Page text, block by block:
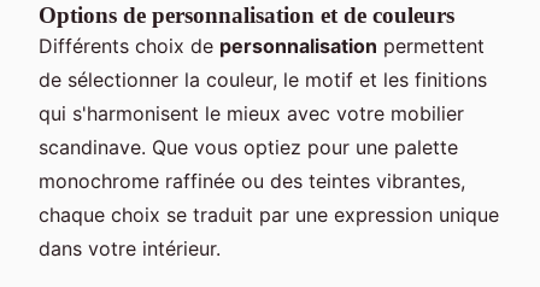
Options de personnalisation et de couleurs
Différents choix de personnalisation permettent
de sélectionner la couleur, le motif et les finitions
qui s'harmonisent le mieux avec votre mobilier
scandinave. Que vous optiez pour une palette
monochrome raffinée ou des teintes vibrantes,
chaque choix se traduit par une expression unique
dans votre intérieur.